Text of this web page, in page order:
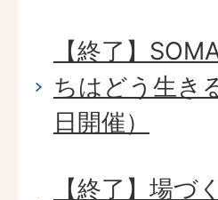
【終了】
ちはどう生き
日開催）
【終了】場